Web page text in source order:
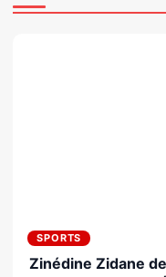
SPORTS
Zinédine Zidane